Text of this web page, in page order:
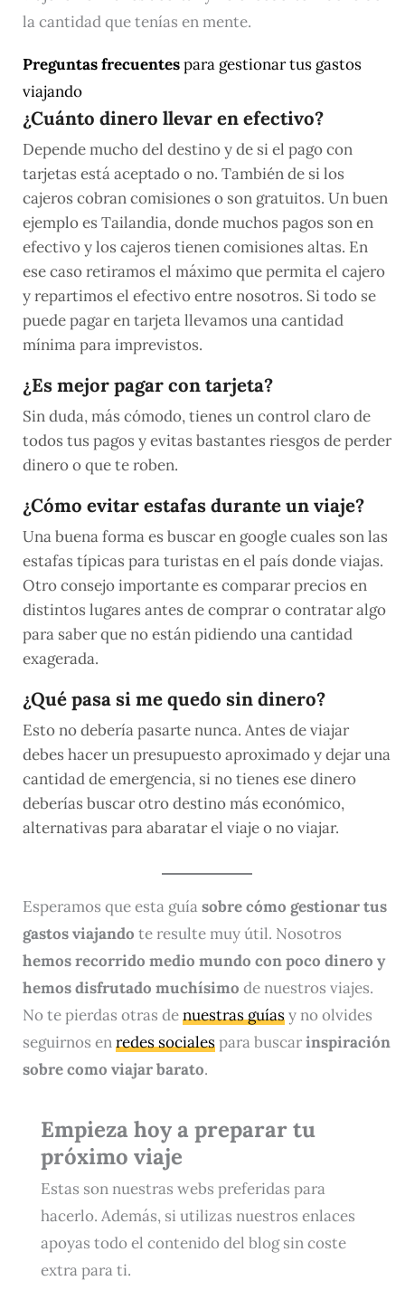
la cantidad que tenías en mente.
Preguntas frecuentespara gestionar tus gastos
viajando
¿Cuánto dinero llevar en efectivo?
Depende mucho del destino y de si el pago con
tarjetas está aceptado o no. También de si los
cajeros cobran comisiones o son gratuitos. Un buen
ejemplo es Tailandia, donde muchos pagos son en
efectivo y los cajeros tienen comisiones altas. En
ese caso retiramos el máximo que permita el cajero
y repartimos el efectivo entre nosotros. Si todo se
puede pagar en tarjeta llevamos una cantidad
mínima para imprevistos.
¿Es mejor pagar con tarjeta?
Sin duda, más cómodo, tienes un control claro de
todos tus pagos y evitas bastantes riesgos de perder
dinero o que te roben.
¿Cómo evitar estafas durante un viaje?
Una buena forma es buscar en google cuales son las
estafas típicas para turistas en el país donde viajas.
Otro consejo importante es comparar precios en
distintos lugares antes de comprar o contratar algo
para saber que no están pidiendo una cantidad
exagerada.
¿Qué pasa si me quedo sin dinero?
Esto no debería pasarte nunca. Antes de viajar
debes hacer un presupuesto aproximado y dejar una
cantidad de emergencia, si no tienes ese dinero
deberías buscar otro destino más económico,
alternativas para abaratar el viaje o no viajar.
Esperamos que esta guíasobre cómo gestionar tus
gastos viajando te resulte muy útil. Nosotros
hemos recorrido medio mundo con poco dinero y
hemos disfrutado muchísimo de nuestros viajes.
No te pierdas otras denuestras guíasy no olvides
seguirnos enredes socialespara buscarinspiración
sobre como viajar barato.
Empieza hoy a preparar tu
próximo viaje
Estas son nuestras webs preferidas para
hacerlo. Además, si utilizas nuestros enlaces
apoyas todo el contenido del blog sin coste
extra para ti.